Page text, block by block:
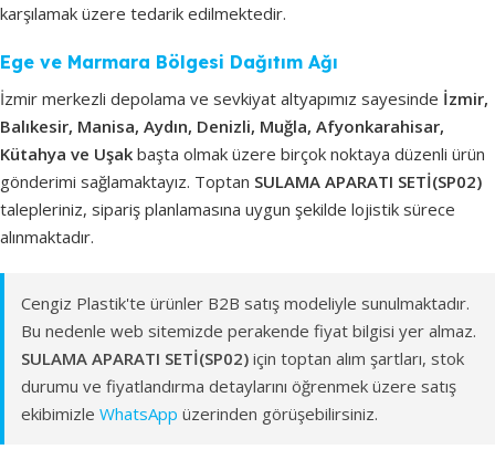
karşılamak üzere tedarik edilmektedir.
Ege ve Marmara Bölgesi Dağıtım Ağı
İzmir merkezli depolama ve sevkiyat altyapımız sayesinde İzmir,
Balıkesir, Manisa, Aydın, Denizli, Muğla, Afyonkarahisar,
Kütahya ve Uşak başta olmak üzere birçok noktaya düzenli ürün
gönderimi sağlamaktayız. Toptan SULAMA APARATI SETİ(SP02)
talepleriniz, sipariş planlamasına uygun şekilde lojistik sürece
alınmaktadır.
Cengiz Plastik'te ürünler B2B satış modeliyle sunulmaktadır.
Bu nedenle web sitemizde perakende fiyat bilgisi yer almaz.
SULAMA APARATI SETİ(SP02) için toptan alım şartları, stok
durumu ve fiyatlandırma detaylarını öğrenmek üzere satış
ekibimizle WhatsApp üzerinden görüşebilirsiniz.